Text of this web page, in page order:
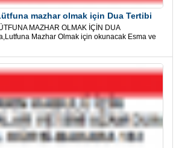
Lütfuna mazhar olmak için Dua Tertibi
MAZHAR OLMAK İÇİN DUA
Mazhar Olmak için okunacak Esma ve